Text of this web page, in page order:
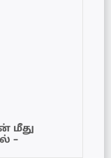
மீது
–